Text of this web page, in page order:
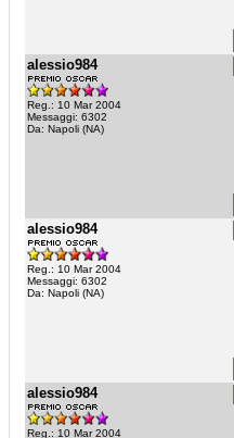
alessio984
Reg.: 10 Mar 2004
Messaggi: 6302
Da: Napoli (NA)
alessio984
Reg.: 10 Mar 2004
Messaggi: 6302
Da: Napoli (NA)
alessio984
Reg.: 10 Mar 2004